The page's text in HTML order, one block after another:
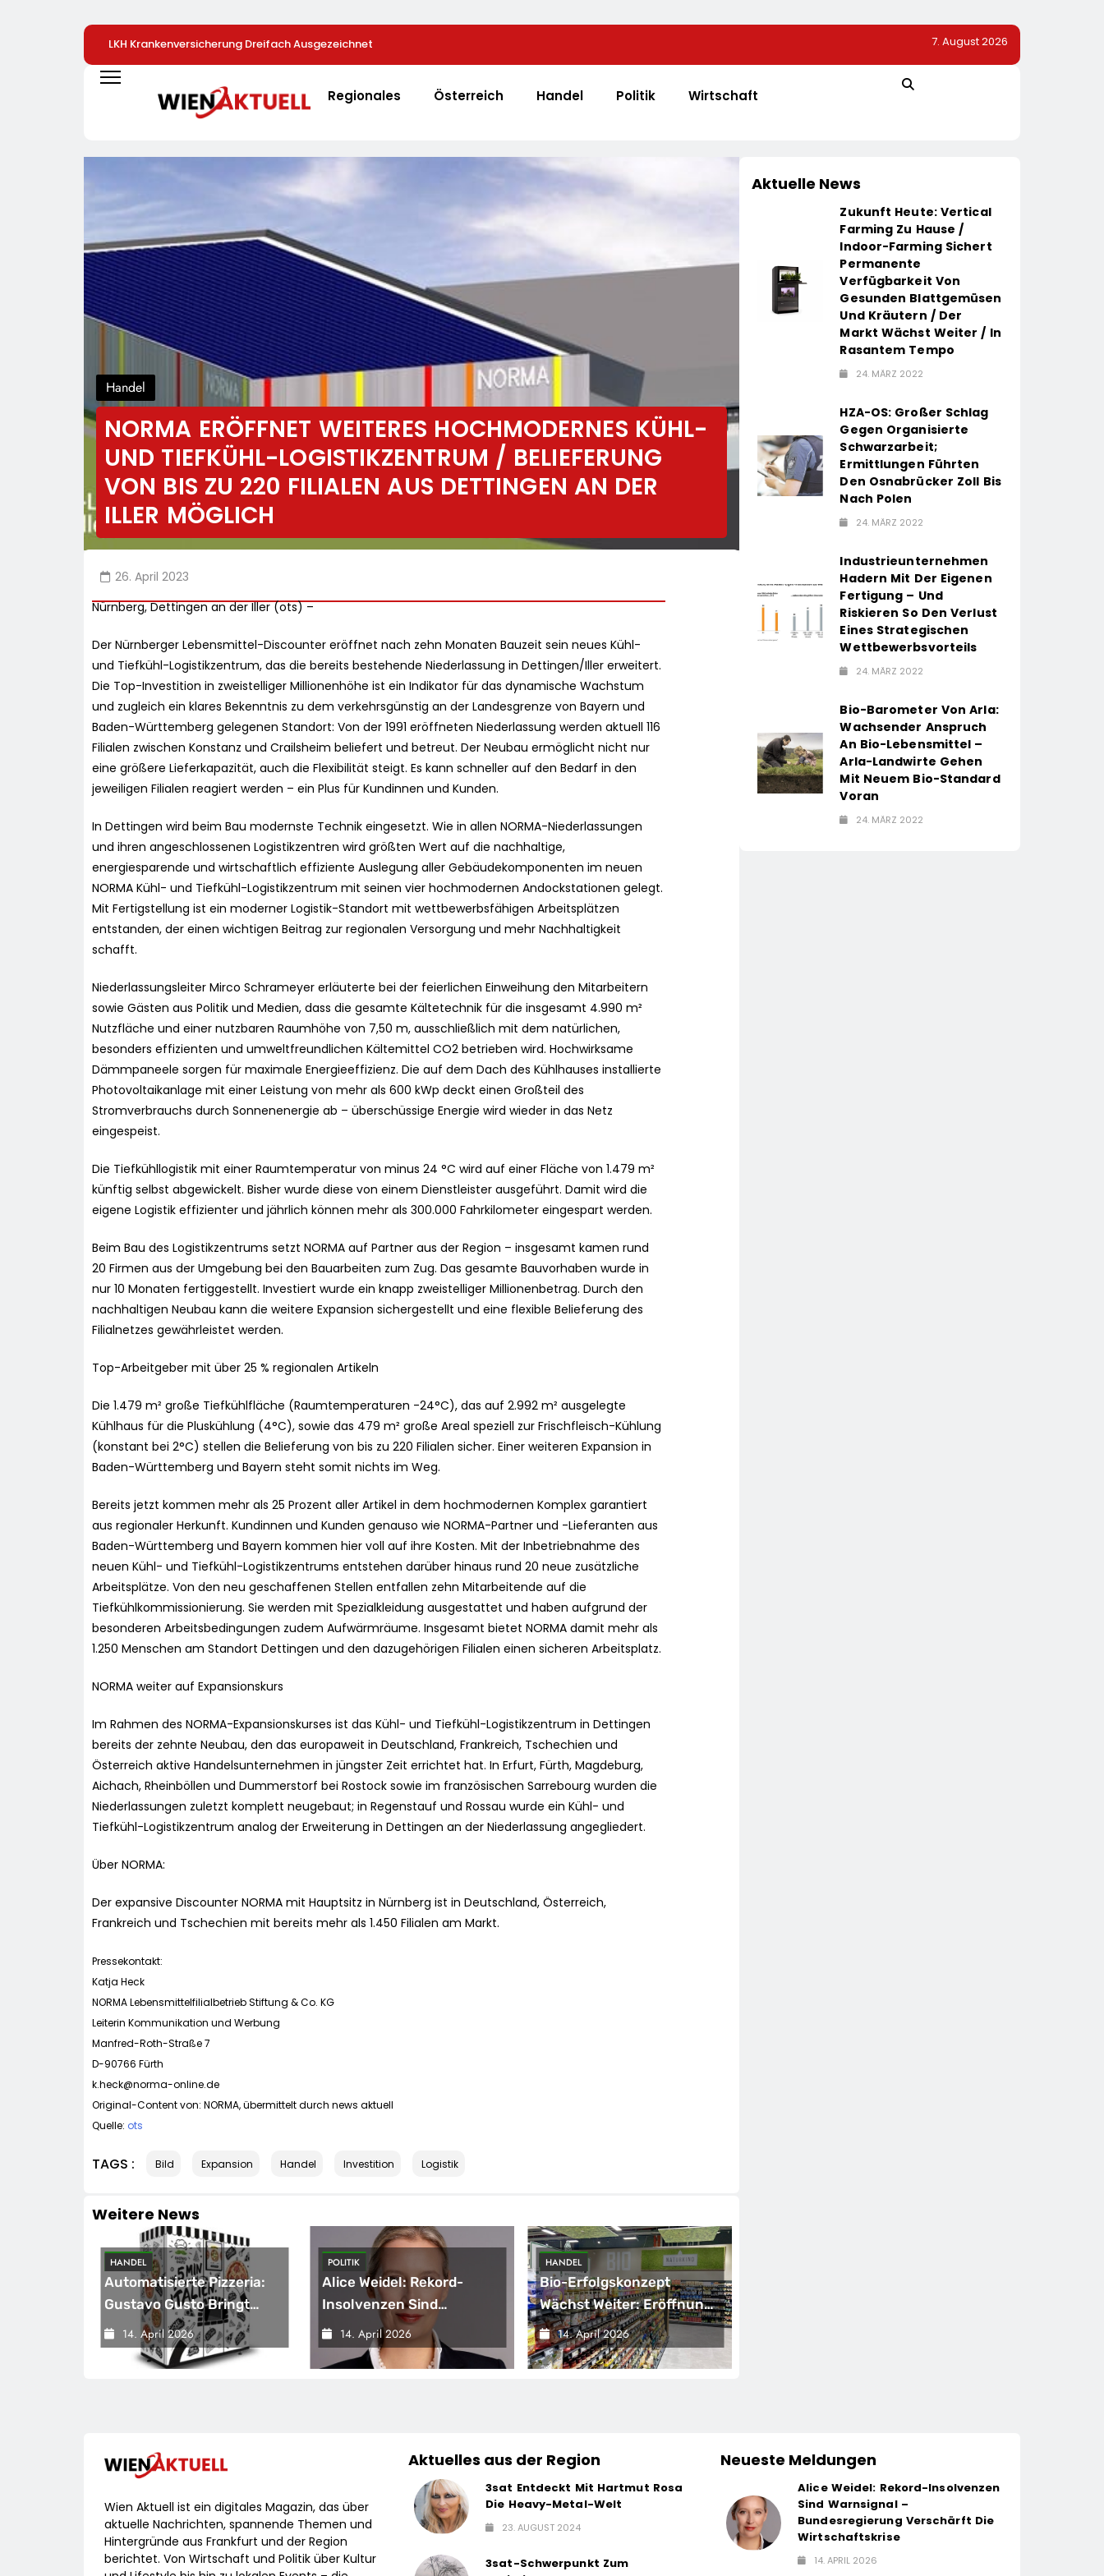
LKH Krankenversicherung Dreifach Ausgezeichnet
„Gustavomat“ An Den Start
Alice Weidel: Rekord-Insolvenzen Sind Warnsignal –
Bundesregierung Verschärft Die Wirtschaftskrise
7. August 2026
Regionales Österreich Handel Politik Wirtschaft
Handel
NORMA ERÖFFNET WEITERES HOCHMODERNES KÜHL-
UND TIEFKÜHL-LOGISTIKZENTRUM / BELIEFERUNG
VON BIS ZU 220 FILIALEN AUS DETTINGEN AN DER
ILLER MÖGLICH
26. April 2023
Nürnberg, Dettingen an der Iller (ots) –
Der Nürnberger Lebensmittel-Discounter eröffnet nach zehn Monaten Bauzeit sein neues Kühl-
und Tiefkühl-Logistikzentrum, das die bereits bestehende Niederlassung in Dettingen/Iller erweitert.
Die Top-Investition in zweistelliger Millionenhöhe ist ein Indikator für das dynamische Wachstum
und zugleich ein klares Bekenntnis zu dem verkehrsgünstig an der Landesgrenze von Bayern und
Baden-Württemberg gelegenen Standort: Von der 1991 eröffneten Niederlassung werden aktuell 116
Filialen zwischen Konstanz und Crailsheim beliefert und betreut. Der Neubau ermöglicht nicht nur
eine größere Lieferkapazität, auch die Flexibilität steigt. Es kann schneller auf den Bedarf in den
jeweiligen Filialen reagiert werden – ein Plus für Kundinnen und Kunden.
In Dettingen wird beim Bau modernste Technik eingesetzt. Wie in allen NORMA-Niederlassungen
und ihren angeschlossenen Logistikzentren wird größten Wert auf die nachhaltige,
energiesparende und wirtschaftlich effiziente Auslegung aller Gebäudekomponenten im neuen
NORMA Kühl- und Tiefkühl-Logistikzentrum mit seinen vier hochmodernen Andockstationen gelegt.
Mit Fertigstellung ist ein moderner Logistik-Standort mit wettbewerbsfähigen Arbeitsplätzen
entstanden, der einen wichtigen Beitrag zur regionalen Versorgung und mehr Nachhaltigkeit
schafft.
Niederlassungsleiter Mirco Schrameyer erläuterte bei der feierlichen Einweihung den Mitarbeitern
sowie Gästen aus Politik und Medien, dass die gesamte Kältetechnik für die insgesamt 4.990 m²
Nutzfläche und einer nutzbaren Raumhöhe von 7,50 m, ausschließlich mit dem natürlichen,
besonders effizienten und umweltfreundlichen Kältemittel CO2 betrieben wird. Hochwirksame
Dämmpaneele sorgen für maximale Energieeffizienz. Die auf dem Dach des Kühlhauses installierte
Photovoltaikanlage mit einer Leistung von mehr als 600 kWp deckt einen Großteil des
Stromverbrauchs durch Sonnenenergie ab – überschüssige Energie wird wieder in das Netz
eingespeist.
Die Tiefkühllogistik mit einer Raumtemperatur von minus 24 °C wird auf einer Fläche von 1.479 m²
künftig selbst abgewickelt. Bisher wurde diese von einem Dienstleister ausgeführt. Damit wird die
eigene Logistik effizienter und jährlich können mehr als 300.000 Fahrkilometer eingespart werden.
Beim Bau des Logistikzentrums setzt NORMA auf Partner aus der Region – insgesamt kamen rund
20 Firmen aus der Umgebung bei den Bauarbeiten zum Zug. Das gesamte Bauvorhaben wurde in
nur 10 Monaten fertiggestellt. Investiert wurde ein knapp zweistelliger Millionenbetrag. Durch den
nachhaltigen Neubau kann die weitere Expansion sichergestellt und eine flexible Belieferung des
Filialnetzes gewährleistet werden.
Top-Arbeitgeber mit über 25 % regionalen Artikeln
Die 1.479 m² große Tiefkühlfläche (Raumtemperaturen -24°C), das auf 2.992 m² ausgelegte
Kühlhaus für die Pluskühlung (4°C), sowie das 479 m² große Areal speziell zur Frischfleisch-Kühlung
(konstant bei 2°C) stellen die Belieferung von bis zu 220 Filialen sicher. Einer weiteren Expansion in
Baden-Württemberg und Bayern steht somit nichts im Weg.
Bereits jetzt kommen mehr als 25 Prozent aller Artikel in dem hochmodernen Komplex garantiert
aus regionaler Herkunft. Kundinnen und Kunden genauso wie NORMA-Partner und -Lieferanten aus
Baden-Württemberg und Bayern kommen hier voll auf ihre Kosten. Mit der Inbetriebnahme des
neuen Kühl- und Tiefkühl-Logistikzentrums entstehen darüber hinaus rund 20 neue zusätzliche
Arbeitsplätze. Von den neu geschaffenen Stellen entfallen zehn Mitarbeitende auf die
Tiefkühlkommissionierung. Sie werden mit Spezialkleidung ausgestattet und haben aufgrund der
besonderen Arbeitsbedingungen zudem Aufwärmräume. Insgesamt bietet NORMA damit mehr als
1.250 Menschen am Standort Dettingen und den dazugehörigen Filialen einen sicheren Arbeitsplatz.
NORMA weiter auf Expansionskurs
Im Rahmen des NORMA-Expansionskurses ist das Kühl- und Tiefkühl-Logistikzentrum in Dettingen
bereits der zehnte Neubau, den das europaweit in Deutschland, Frankreich, Tschechien und
Österreich aktive Handelsunternehmen in jüngster Zeit errichtet hat. In Erfurt, Fürth, Magdeburg,
Aichach, Rheinböllen und Dummerstorf bei Rostock sowie im französischen Sarrebourg wurden die
Niederlassungen zuletzt komplett neugebaut; in Regenstauf und Rossau wurde ein Kühl- und
Tiefkühl-Logistikzentrum analog der Erweiterung in Dettingen an der Niederlassung angegliedert.
Über NORMA:
Der expansive Discounter NORMA mit Hauptsitz in Nürnberg ist in Deutschland, Österreich,
Frankreich und Tschechien mit bereits mehr als 1.450 Filialen am Markt.
Pressekontakt:
Katja Heck
NORMA Lebensmittelfilialbetrieb Stiftung & Co. KG
Leiterin Kommunikation und Werbung
Manfred-Roth-Straße 7
D-90766 Fürth
k.heck@norma-online.de
Original-Content von: NORMA, übermittelt durch news aktuell
Quelle: ots
TAGS : Bild Expansion Handel Investition Logistik
Weitere News
HANDEL
Automatisierte Pizzeria:
Gustavo Gusto Bringt
Innovationsprojekt
„Gustavomat“ An Den
14. April 2026
POLITIK
Alice Weidel: Rekord-
Insolvenzen Sind
Warnsignal –
Bundesregierung
Verschärft Die
14. April 2026
HANDEL
Bio-Erfolgskonzept
Wächst Weiter: Eröffnung
Der 200. NATURKIND-Welt
Bei EDEKA
14. April 2026
Stellenportals Im Jobiqo-
Netzwerk
Aktuelle News
Zukunft Heute: Vertical
Farming Zu Hause /
Indoor-Farming Sichert
Permanente
Verfügbarkeit Von
Gesunden Blattgemüsen
Und Kräutern / Der
Markt Wächst Weiter / In
Rasantem Tempo
24. MÄRZ 2022
HZA-OS: Großer Schlag
Gegen Organisierte
Schwarzarbeit;
Ermittlungen Führten
Den Osnabrücker Zoll Bis
Nach Polen
24. MÄRZ 2022
Industrieunternehmen
Hadern Mit Der Eigenen
Fertigung – Und
Riskieren So Den Verlust
Eines Strategischen
Wettbewerbsvorteils
24. MÄRZ 2022
Bio-Barometer Von Arla:
Wachsender Anspruch
An Bio-Lebensmittel –
Arla-Landwirte Gehen
Mit Neuem Bio-Standard
Voran
24. MÄRZ 2022
Wien Aktuell ist ein digitales Magazin, das über
aktuelle Nachrichten, spannende Themen und
Hintergründe aus Frankfurt und der Region
berichtet. Von Wirtschaft und Politik über Kultur
Aktuelles aus der Region
3sat Entdeckt Mit Hartmut Rosa
Die Heavy-Metal-Welt
23. AUGUST 2024
3sat-Schwerpunkt Zum
Neueste Meldungen
Alice Weidel: Rekord-Insolvenzen
Sind Warnsignal –
Bundesregierung Verschärft Die
Wirtschaftskrise
14. APRIL 2026